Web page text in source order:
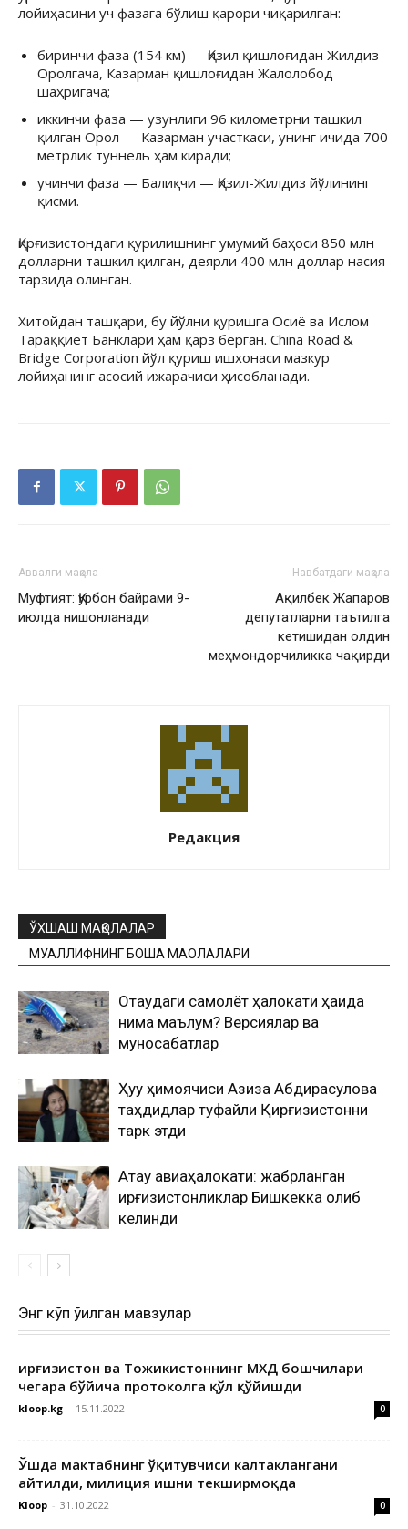
лойиҳасини уч фазага бўлиш қарори чиқарилган:
биринчи фаза (154 км) — Қизил қишлоғидан Жилдиз-
Оролгача, Казарман қишлоғидан Жалолобод
шаҳригача;
иккинчи фаза — узунлиги 96 километрни ташкил
қилган Орол — Казарман участкаси, унинг ичида 700
метрлик туннель ҳам киради;
учинчи фаза — Балиқчи — Қизил-Жилдиз йўлининг
қисми.
Қирғизистондаги қурилишнинг умумий баҳоси 850 млн
долларни ташкил қилган, деярли 400 млн доллар насия
тарзида олинган.
Хитойдан ташқари, бу йўлни қуришга Осиё ва Ислом
Тараққиёт Банклари ҳам қарз берган. China Road &
Bridge Corporation йўл қуриш ишхонаси мазкур
лойиҳанинг асосий ижарачиси ҳисобланади.
Аввалги мақола
Муфтият: Қурбон байрами 9-
июлда нишонланади
Навбатдаги мақола
Ақилбек Жапаров
депутатларни таътилга
кетишидан олдин
меҳмондорчиликка чақирди
Редакция
ЎХШАШ МАҚОЛАЛАР
МУАЛЛИФНИНГ БОШҚА МАҚОЛАЛАРИ
Оқтаудаги самолёт ҳалокати ҳақида
нима маълум? Версиялар ва
муносабатлар
Ҳуқуқ ҳимоячиси Азиза Абдирасулова
таҳдидлар туфайли Қирғизистонни
тарк этди
Ақтау авиаҳалокати: жабрланган
қирғизистонликлар Бишкекка олиб
келинди
Энг кўп ўқилган мавзулар
Қирғизистон ва Тожикистоннинг МХДҚ бошчилари
чегара бўйича протоколга қўл қўйишди
kloop.kg - 15.11.2022 0
Ўшда мактабнинг ўқитувчиси калтаклангани
айтилди, милиция ишни текширмоқда
Kloop - 31.10.2022 0